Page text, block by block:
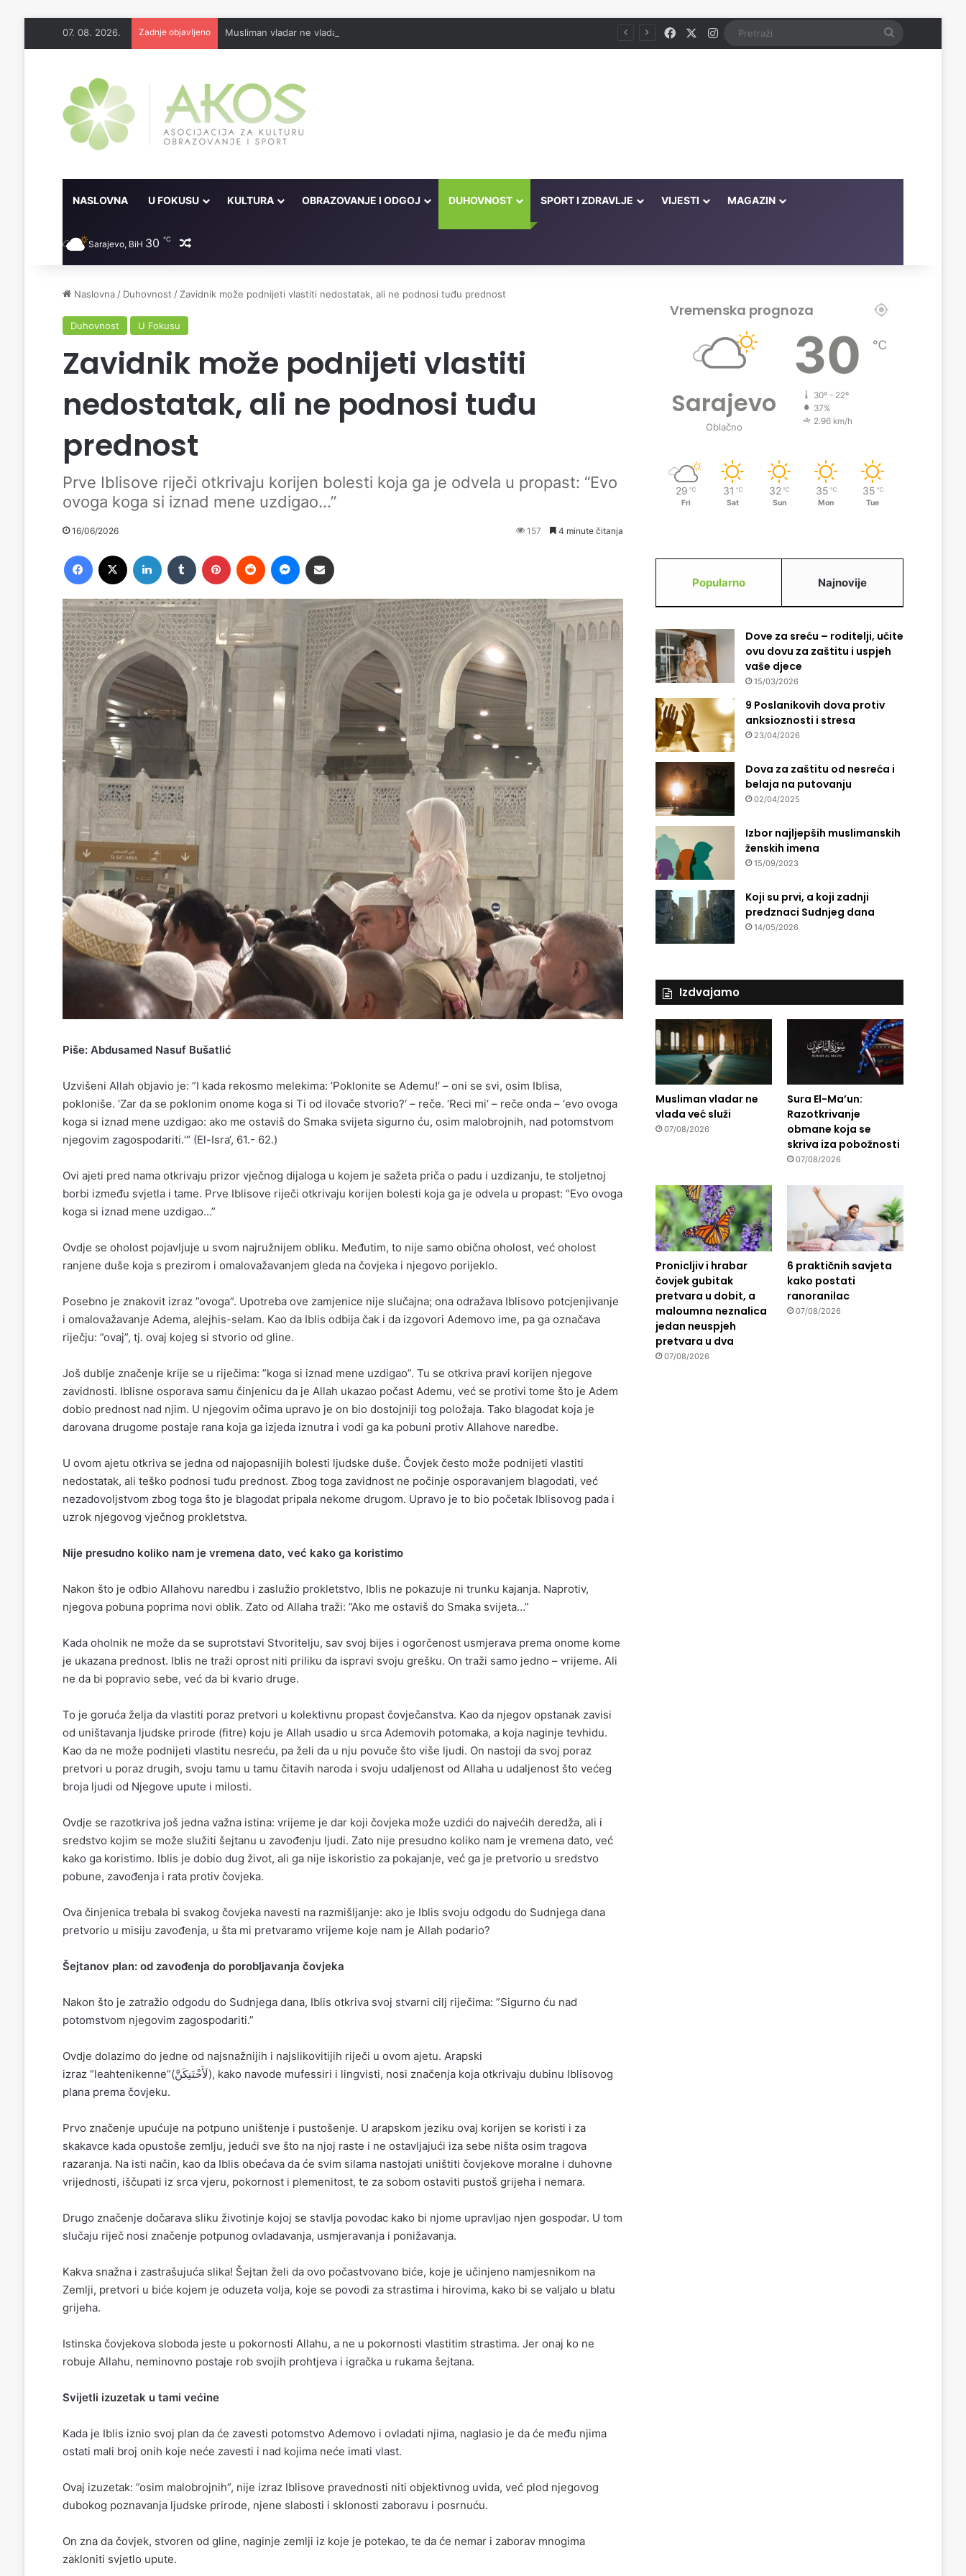
07. 08. 2026. Zadnje objavljeno Musliman vladar ne vlada već služi FacebookInstagram Pretraži
NASLOVNA U FOKUSU KULTURA OBRAZOVANJE I ODGOJ DUHOVNOST SPORT I ZDRAVLJE VIJESTI MAGAZIN
Sarajevo, BiH 30 ℃ Random članak
Naslovna / Duhovnost / Zavidnik može podnijeti vlastiti nedostatak, ali ne podnosi tuđu prednost
Duhovnost U Fokusu
Zavidnik može podnijeti vlastiti
nedostatak, ali ne podnosi tuđu
prednost
Prve Iblisove riječi otkrivaju korijen bolesti koja ga je odvela u propast: “Evo
ovoga koga si iznad mene uzdigao...”
16/06/2026 157 4 minute čitanja
Piše: Abdusamed Nasuf Bušatlić
Uzvišeni Allah objavio je: ”I kada rekosmo melekima: ‘Poklonite se Ademu!‘– oni se svi, osim Iblisa,
pokloniše. ‘Zar da se poklonim onome koga si Ti od ilovače stvorio?‘– reče. ‘Reci mi‘– reče onda – ‘evo ovoga
koga si iznad mene uzdigao: ako me ostaviš do Smaka svijeta sigurno ću, osim malobrojnih, nad potomstvom
njegovim zagospodariti.‘“(El-Isra‘, 61.- 62.)
Ovi ajeti pred nama otkrivaju prizor vječnog dijaloga u kojem je sažeta priča o padu i uzdizanju, te stoljetnoj
borbi između svjetla i tame. Prve Iblisove riječi otkrivaju korijen bolesti koja ga je odvela u propast: “Evo ovoga
koga si iznad mene uzdigao...”
Ovdje se oholost pojavljuje u svom najružnijem obliku. Međutim, to nije samo obična oholost, već oholost
ranjene duše koja s prezirom i omalovažavanjem gleda na čovjeka i njegovo porijeklo.
Posebno je znakovit izraz ”ovoga”. Upotreba ove zamjenice nije slučajna; ona odražava Iblisovo potcjenjivanje
i omalovažavanje Adema, alejhis-selam. Kao da Iblis odbija čak i da izgovori Ademovo ime, pa ga označava
riječju: ”ovaj”, tj. ovaj kojeg si stvorio od gline.
Još dublje značenje krije se u riječima: ”koga si iznad mene uzdigao”. Tu se otkriva pravi korijen njegove
zavidnosti. Iblisne osporava samu činjenicu da je Allah ukazao počast Ademu, već se protivi tome što je Adem
dobio prednost nad njim. U njegovim očima upravo je on bio dostojniji tog položaja. Tako blagodat koja je
darovana drugome postaje rana koja ga izjeda iznutra i vodi ga ka pobuni protiv Allahove naredbe.
U ovom ajetu otkriva se jedna od najopasnijih bolesti ljudske duše. Čovjek često može podnijeti vlastiti
nedostatak, ali teško podnosi tuđu prednost. Zbog toga zavidnostne počinje osporavanjem blagodati, već
nezadovoljstvom zbog toga što je blagodat pripala nekome drugom. Upravo je to bio početak Iblisovog pada i
uzrok njegovog vječnog prokletstva.
Nije presudno koliko nam je vremena dato, već kako ga koristimo
Nakon što je odbio Allahovu naredbu i zaslužio prokletstvo, Iblis ne pokazuje ni trunku kajanja. Naprotiv,
njegova pobuna poprima novi oblik. Zato od Allaha traži: ”Ako me ostaviš do Smaka svijeta…”
Kada oholnik ne može da se suprotstavi Stvoritelju, sav svoj bijes i ogorčenost usmjerava prema onome kome
je ukazana prednost. Iblis ne traži oprost niti priliku da ispravi svoju grešku. On traži samo jedno – vrijeme. Ali
ne da bi popravio sebe, već da bi kvario druge.
To je goruća želja da vlastiti poraz pretvori u kolektivnu propast čovječanstva. Kao da njegov opstanak zavisi
od uništavanja ljudske prirode (fitre) koju je Allah usadio u srca Ademovih potomaka, a koja naginje tevhidu.
Kao da ne može podnijeti vlastitu nesreću, pa želi da u nju povuče što više ljudi. On nastoji da svoj poraz
pretvori u poraz drugih, svoju tamu u tamu čitavih naroda i svoju udaljenost od Allaha u udaljenost što većeg
broja ljudi od Njegove upute i milosti.
Ovdje se razotkriva još jedna važna istina: vrijeme je dar koji čovjeka može uzdići do najvećih deredža, ali i
sredstvo kojim se može služiti šejtanu u zavođenju ljudi. Zato nije presudno koliko nam je vremena dato, već
kako ga koristimo. Iblis je dobio dug život, ali ga nije iskoristio za pokajanje, već ga je pretvorio u sredstvo
pobune, zavođenja i rata protiv čovjeka.
Ova činjenica trebala bi svakog čovjeka navesti na razmišljanje: ako je Iblis svoju odgodu do Sudnjega dana
pretvorio u misiju zavođenja, u šta mi pretvaramo vrijeme koje nam je Allah podario?
Šejtanov plan: od zavođenja do porobljavanja čovjeka
Nakon što je zatražio odgodu do Sudnjega dana, Iblis otkriva svoj stvarni cilj riječima: ”Sigurno ću nad
potomstvom njegovim zagospodariti.”
Ovdje dolazimo do jedne od najsnažnijih i najslikovitijih riječi u ovom ajetu. Arapski
izraz ”leahtenikenne”(لَأَحْتَنِكَنَّ), kako navode mufessiri i lingvisti, nosi značenja koja otkrivaju dubinu Iblisovog
plana prema čovjeku.
Prvo značenje upućuje na potpuno uništenje i pustošenje. U arapskom jeziku ovaj korijen se koristi i za
skakavce kada opustoše zemlju, jedući sve što na njoj raste i ne ostavljajući iza sebe ništa osim tragova
razaranja. Na isti način, kao da Iblis obećava da će svim silama nastojati uništiti čovjekove moralne i duhovne
vrijednosti, iščupati iz srca vjeru, pokornost i plemenitost, te za sobom ostaviti pustoš grijeha i nemara.
Drugo značenje dočaravasliku životinje kojoj se stavlja povodac kako bi njome upravljao njen gospodar. U tom
slučaju riječ nosi značenje potpunog ovladavanja, usmjeravanja i ponižavanja.
Kakva snažna i zastrašujuća slika! Šejtan želi da ovo počastvovano biće, koje je učinjeno namjesnikom na
Zemlji, pretvori u biće kojem je oduzeta volja, koje se povodi za strastima i hirovima, kako bi se valjalo u blatu
grijeha.
Istinskačovjekova sloboda jeste u pokornosti Allahu, a ne u pokornosti vlastitim strastima. Jer onaj ko ne
robuje Allahu, neminovno postaje rob svojih prohtjeva i igračka u rukama šejtana.
Svijetli izuzetak u tami većine
Kada je Iblis iznio svoj plan da će zavesti potomstvo Ademovo i ovladati njima, naglasio je da će među njima
ostati mali broj onih koje neće zavesti i nad kojima neće imati vlast.
Ovaj izuzetak: ”osim malobrojnih”, nije izraz Iblisove pravednosti niti objektivnog uvida, već plod njegovog
dubokog poznavanja ljudske prirode, njene slabosti i sklonosti zaboravu i posrnuću.
On zna da čovjek, stvoren od gline, naginje zemlji iz koje je potekao, te da će nemar i zaborav mnogima
zakloniti svjetlo upute.
Vremenska prognoza
Sarajevo
Oblačno
30 ℃
30º - 22º
37%
2.96 km/h
29 ℃
Fri
31 ℃
Sat
32 ℃
Sun
35 ℃
Mon
35 ℃
Tue
Popularno Najnovije
Dove za sreću – roditelji, učite
ovu dovu za zaštitu i uspjeh
vaše djece
15/03/2026
9 Poslanikovih dova protiv
anksioznosti i stresa
23/04/2026
Dova za zaštitu od nesreća i
belaja na putovanju
02/04/2025
Izbor najljepših muslimanskih
ženskih imena
15/09/2023
Koji su prvi, a koji zadnji
predznaci Sudnjeg dana
14/05/2026
Izdvajamo
Musliman vladar ne
vlada već služi
07/08/2026
Sura El-Ma’un:
Razotkrivanje
obmane koja se
skriva iza pobožnosti
07/08/2026
Pronicljiv i hrabar
čovjek gubitak
pretvara u dobit, a
maloumna neznalica
jedan neuspjeh
pretvara u dva
07/08/2026
6 praktičnih savjeta
kako postati
ranoranilac
07/08/2026